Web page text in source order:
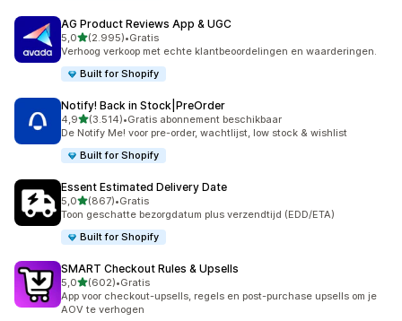
AG Product Reviews App & UGC
5,0van 5 sterren
(2.995)
2995 recensies in totaal
•Gratis
Verhoog verkoop met echte klantbeoordelingen en waarderingen.
Built for Shopify
Notify! Back in Stock|PreOrder
4,9van 5 sterren
(3.514)
3514 recensies in totaal
•Gratis abonnement beschikbaar
De Notify Me! voor pre-order, wachtlijst, low stock & wishlist
Built for Shopify
Essent Estimated Delivery Date
5,0van 5 sterren
(867)
867 recensies in totaal
•Gratis
Toon geschatte bezorgdatum plus verzendtijd (EDD/ETA)
Built for Shopify
SMART Checkout Rules & Upsells
5,0van 5 sterren
(602)
602 recensies in totaal
•Gratis
App voor checkout-upsells, regels en post-purchase upsells om je
AOV te verhogen